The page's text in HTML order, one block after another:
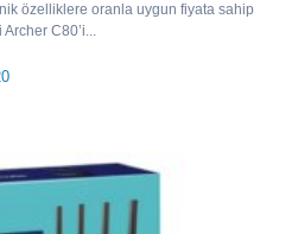
özelliklere oranla uygun fiyata sahip
C80’i...